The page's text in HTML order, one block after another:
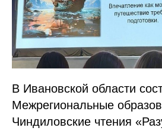
В Ивановской области
Межрегиональные
Чиндиловские чтения